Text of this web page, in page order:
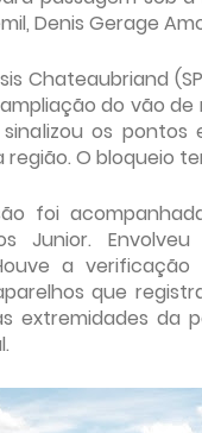
Denis Gerage
Chateaubriand
do vão
os
O bloqueio
foi
Junior.
a
que
extremidades da